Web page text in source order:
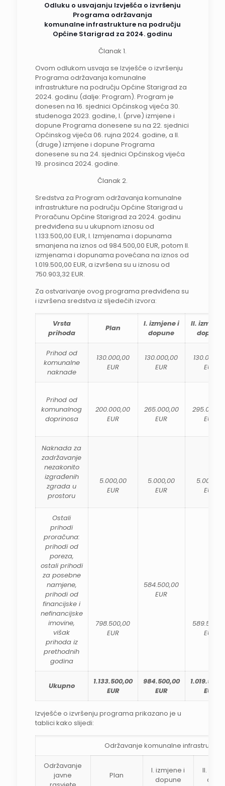
Odluku o usvajanju Izvješća o izvršenju
Programa održavanja
komunalne infrastrukture na području
Općine Starigrad za 2024. godinu
Članak 1.
Ovom odlukom usvaja se Izvješće o izvršenju
Programa održavanja komunalne
infrastrukture na području Općine Starigrad za
2024. godinu (dalje: Program). Program je
donesen na 16. sjednici Općinskog vijeća 30.
studenoga 2023. godine, I. (prve) izmjene i
dopune Programa donesene su na 22. sjednici
Općinskog vijeća 06. rujna 2024. godine, a II.
(druge) izmjene i dopune Programa
donesene su na 24. sjednici Općinskog vijeća
19. prosinca 2024. godine.
Članak 2.
Sredstva za Program održavanja komunalne
infrastrukture na području Općine Starigrad u
Proračunu Općine Starigrad za 2024. godinu
predviđena su u ukupnom iznosu od
1.133.500,00 EUR, I. Izmjenama i dopunama
smanjena na iznos od 984.500,00 EUR, potom II.
izmjenama i dopunama povećana na iznos od
1.019.500,00 EUR, a izvršena su u iznosu od
750.903,32 EUR.
Za ostvarivanje ovog programa predviđena su
i izvršena sredstva iz sljedećih izvora:
Vrsta
prihoda
Plan
I. izmjene i
dopune
II.
dopune
Prihod od
komunalne
naknade
130.000,00
EUR
130.000,00
EUR
EUR
Prihod od
komunalnog
doprinosa
200.000,00
EUR
265.000,00
EUR
EUR
Naknada za
zadržavanje
nezakonito
izgrađenih
zgrada u
prostoru
5.000,00
EUR
5.000,00
EUR
5.000,00
EUR
Ostali
prihodi
proračuna:
prihodi od
poreza,
ostali prihodi
za posebne
namjene,
prihodi od
financijske i
nefinancijske
imovine,
višak
prihoda iz
prethodnih
godina
798.500,00
EUR
584.500,00
EUR
EUR
Ukupno
1.133.500,00
EUR
984.500,00
EUR
EUR
Izvješće o izvršenju programa prikazano je u
tablici kako slijedi:
Održavanje komunalne
Održavanje
javne
Plan
I. izmjene i
dopune
II.